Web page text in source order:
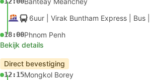
6uur | Virak Buntham Express Bus
18:00Phnom Penh
Bekijk details
Direct bevestiging
12:15Mongkol Borey